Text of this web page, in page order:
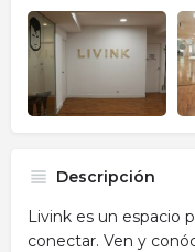
Descripción
Livink es un espacio
conectar. Ven y